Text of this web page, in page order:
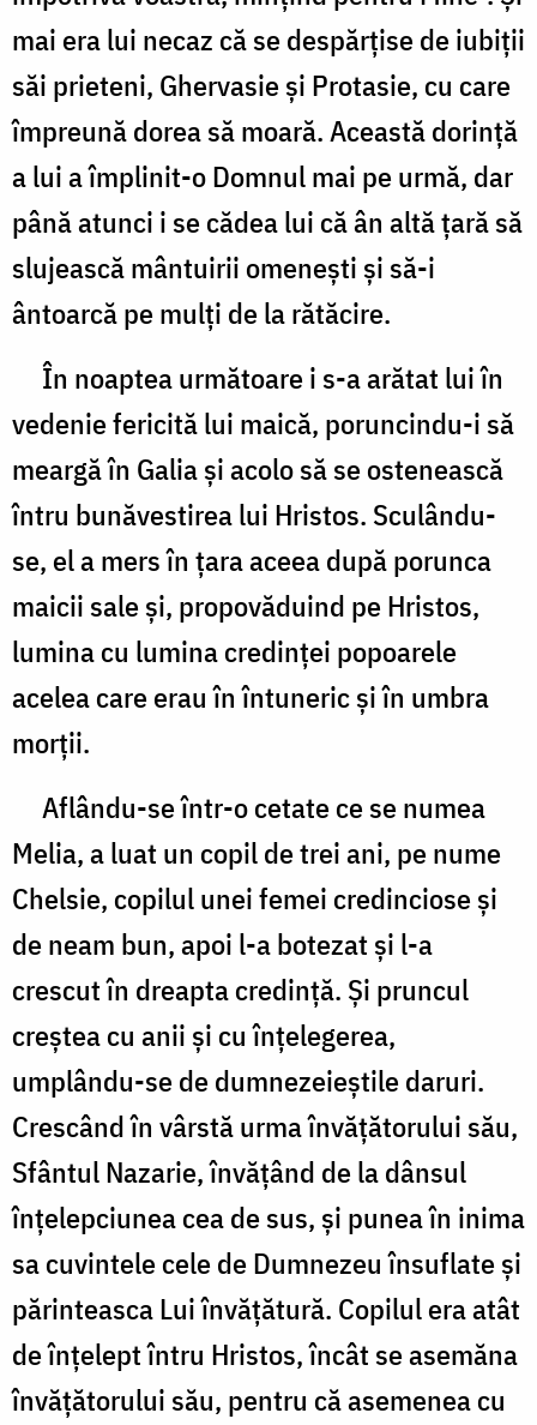
mai era lui necaz că se despărţise de iubiţii
săi prieteni, Ghervasie şi Protasie, cu care
împreună dorea să moară. Această dorinţă
a lui a împlinit-o Domnul mai pe urmă, dar
până atunci i se cădea lui că ân altă ţară să
slujească mântuirii omeneşti şi să-i
ântoarcă pe mulţi de la rătăcire.
În noaptea următoare i s-a arătat lui în
vedenie fericită lui maică, poruncindu-i să
meargă în Galia şi acolo să se ostenească
întru bunăvestirea lui Hristos. Sculându-
se, el a mers în ţara aceea după porunca
maicii sale şi, propovăduind pe Hristos,
lumina cu lumina credinţei popoarele
acelea care erau în întuneric şi în umbra
morţii.
Aflându-se într-o cetate ce se numea
Melia, a luat un copil de trei ani, pe nume
Chelsie, copilul unei femei credinciose şi
de neam bun, apoi l-a botezat şi l-a
crescut în dreapta credinţă. Şi pruncul
creştea cu anii şi cu înţelegerea,
umplându-se de dumnezeieştile daruri.
Crescând în vârstă urma învăţătorului său,
Sfântul Nazarie, învăţând de la dânsul
înţelepciunea cea de sus, şi punea în inima
sa cuvintele cele de Dumnezeu însuflate şi
părinteasca Lui învăţătură. Copilul era atât
de înţelept întru Hristos, încât se asemăna
învăţătorului său, pentru că asemenea cu